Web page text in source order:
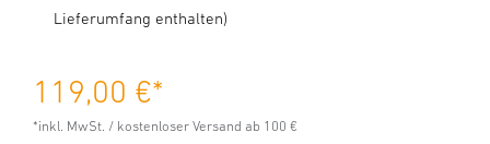
Lieferumfang enthalten)
119,00 €*
*inkl. MwSt. / kostenloser Versand ab 100 €